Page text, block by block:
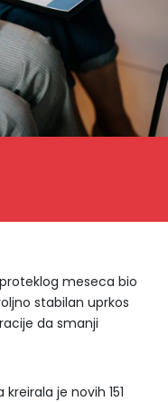
meseca bio
stabilan uprkos
da smanji
je novih 151